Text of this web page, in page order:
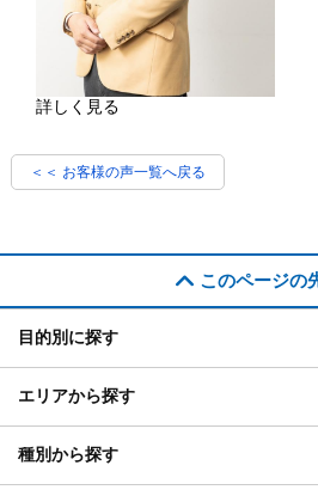
詳しく見る
＜＜ お客様の声一覧へ戻る
このページの
目的別に探す
エリアから探す
種別から探す